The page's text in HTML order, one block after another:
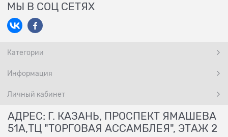
МЫ В СОЦ СЕТЯХ
Категории
Информация
Личный кабинет
АДРЕС: Г. КАЗАНЬ, ПРОСПЕКТ ЯМАШЕВА
51А,ТЦ "ТОРГОВАЯ АССАМБЛЕЯ", ЭТАЖ 2